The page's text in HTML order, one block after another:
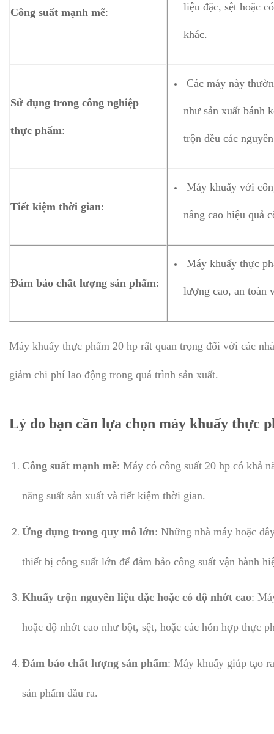
Công suất mạnh mẽ: liệu đặc, sệt hoặc
khác.
Sử dụng trong công nghiệp
thực phẩm:
Các máy này
như sản xuất bánh
trộn đều các
Tiết kiệm thời gian:
Máy khuấy với
nâng cao hiệu quả
Đảm bảo chất lượng sản phẩm:
Máy khuấy thực
lượng cao, an toàn
Máy khuấy thực phẩm 20 hp rất quan trọng đối với các
giảm chi phí lao động trong quá trình sản xuất.
Lý do bạn cần lựa chọn máy khuấy thực
Công suất mạnh mẽ: Máy có công suất 20 hp có khả
năng suất sản xuất và tiết kiệm thời gian.
Ứng dụng trong quy mô lớn: Những nhà máy hoặc
thiết bị công suất lớn để đảm bảo công suất vận hành
Khuấy trộn nguyên liệu đặc hoặc có độ nhớt cao:
hoặc độ nhớt cao như bột, sệt, hoặc các hỗn hợp thực
Đảm bảo chất lượng sản phẩm: Máy khuấy giúp tạo
sản phẩm đầu ra.